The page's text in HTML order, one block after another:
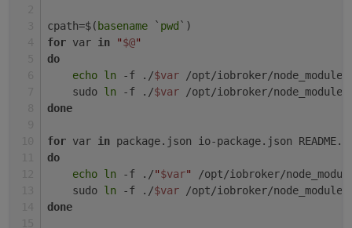
cpath=$( basename ` pwd `)
for var in "$@"
do
echo ln -f ./$var /opt/iobroker/
    sudo
ln -f ./$var /opt/iobroker/
done
for var in package.json io-package.json
do
echo ln -f ./"$var"
/opt/iobroker/
    sudo
ln -f ./$var /opt/iobroker/
done